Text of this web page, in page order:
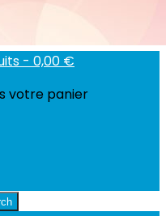
- 0,00 €
votre panier